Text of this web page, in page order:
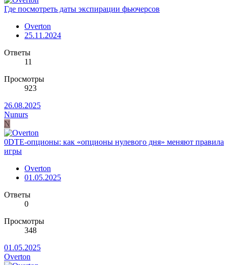
Где посмотреть даты экспирации фьючерсов
Overton
25.11.2024
Ответы
11
Просмотры
923
26.08.2025
Nunurs
N
0DTE-опционы: как «опционы нулевого дня» меняют правила
игры
Overton
01.05.2025
Ответы
0
Просмотры
348
01.05.2025
Overton